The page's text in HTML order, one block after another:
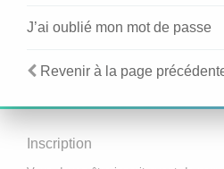
J’ai oublié mon mot de passe
Revenir à la page
Inscription